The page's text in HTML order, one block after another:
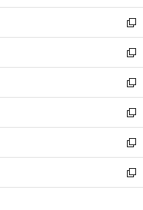
開
く
ウ
で
開
く
ン
ド
ウ
で
開
く
新
し
い
ウ
ィ
ン
ド
ウ
で
開
く
新
し
い
ウ
ィ
ン
ド
ウ
で
開
新
し
い
ウ
ィ
ン
ド
ウ
新
し
い
ウ
ィ
ン
新
し
い
ウ
新
し